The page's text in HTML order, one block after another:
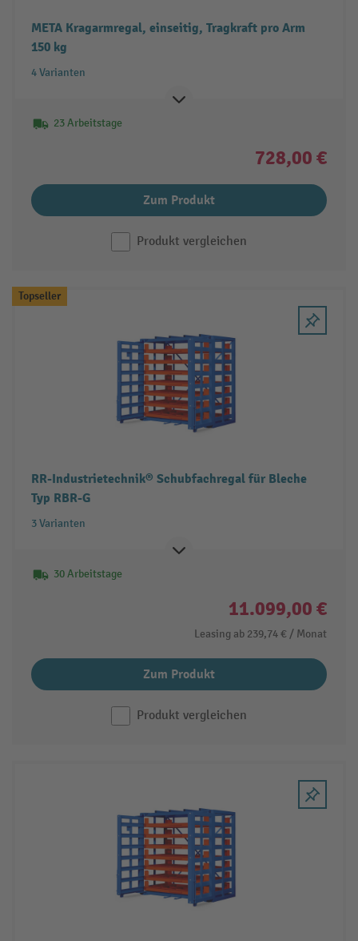
META Kragarmregal, einseitig, Tragkraft pro Arm
150 kg
4 Varianten
23 Arbeitstage
728,00 €
Zum Produkt
Produkt vergleichen
Topseller
RR-Industrietechnik® Schubfachregal für Bleche
Typ RBR-G
3 Varianten
30 Arbeitstage
11.099,00 €
Leasing ab 239,74 € / Monat
Zum Produkt
Produkt vergleichen